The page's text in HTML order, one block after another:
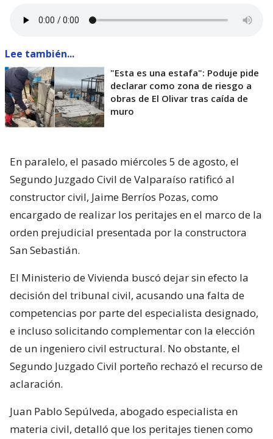
Lee también...
"Esta es una estafa": Poduje pide
declarar como zona de riesgo a
obras de El Olivar tras caída de
muro
En paralelo, el pasado miércoles 5 de agosto, el
Segundo Juzgado Civil de Valparaíso ratificó al
constructor civil, Jaime Berríos Pozas, como
encargado de realizar los peritajes en el marco de la
orden prejudicial presentada por la constructora
San Sebastián.
El Ministerio de Vivienda buscó dejar sin efecto la
decisión del tribunal civil, acusando una falta de
competencias por parte del especialista designado,
e incluso solicitando complementar con la elección
de un ingeniero civil estructural. No obstante, el
Segundo Juzgado Civil porteño rechazó el recurso de
aclaración.
Juan Pablo Sepúlveda, abogado especialista en
materia civil, detalló que los peritajes tienen como